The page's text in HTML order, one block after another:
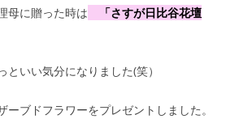
母に贈った時は 「さすが日比谷花壇
といい気分になりました(笑）
ーブドフラワーをプレゼントしました。